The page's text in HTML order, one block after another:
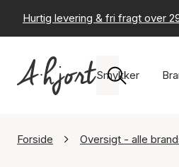
Hurtig levering & fri fragt over
Smykker
Forside Oversigt - alle